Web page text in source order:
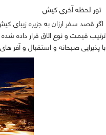
تور لحظه آخری کیش
اگر قصد سفر ارزان به جزیره زیبای
با پذیرایی صبحانه و استقبال و آفر